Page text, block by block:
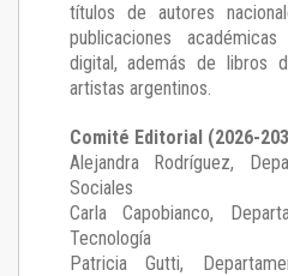
títulos de autores
publicaciones
digital, además de libros
artistas argentinos.
Comité Editorial (2026-
Alejandra Rodríguez,
Sociales
Carla Capobianco,
Tecnología
Patricia Gutti,